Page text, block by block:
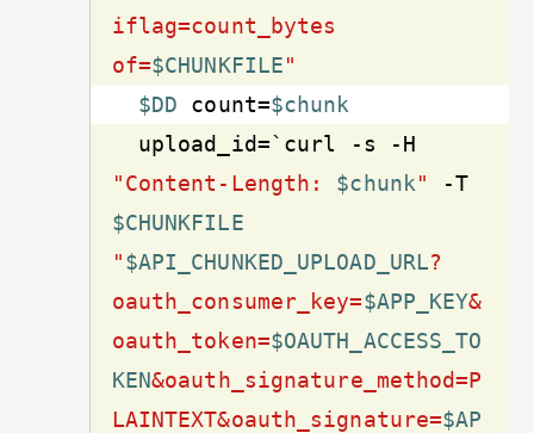
iflag=count_bytes
of=$CHUNKFILE"
$DD count=$chunk
  upload_id=`curl
-s
"Content-Length: $chunk"
$CHUNKFILE
"$API_CHUNKED_UPLOAD_URL?
oauth_consumer_key=$APP_KEY&
oauth_token=$OAUTH_ACCESS_TO
KEN&oauth_signature_method=P
LAINTEXT&oauth_signature=$AP